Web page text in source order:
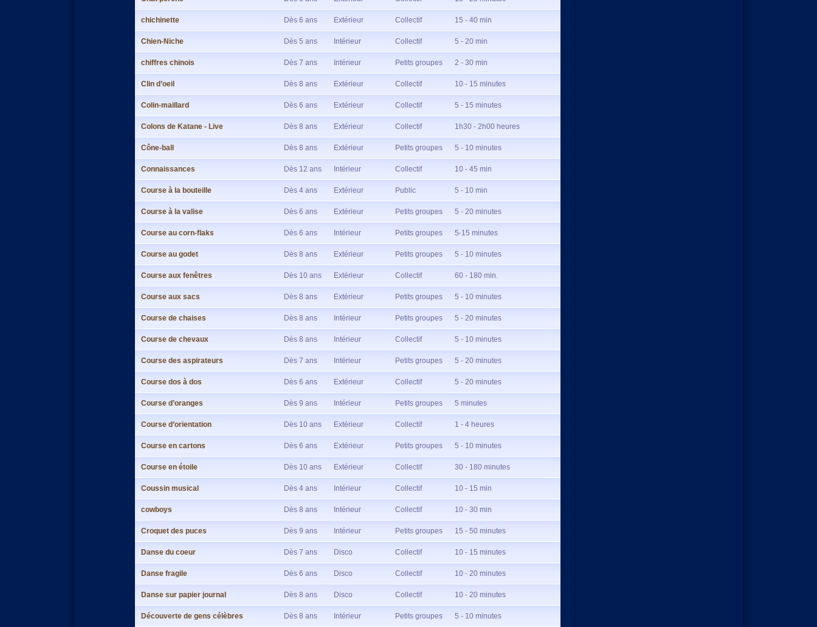
chichinette Dès 6 ans Extérieur Collectif 15 - 40 min
Chien-Niche Dès 5 ans Intérieur Collectif 5 - 20 min
chiffres chinois Dès 7 ans Intérieur Petits groupes 2 - 30 min
Clin d’oeil Dès 8 ans Extérieur Collectif 10 - 15 minutes
Colin-maillard Dès 6 ans Extérieur Collectif 5 - 15 minutes
Colons de Katane - Live Dès 8 ans Extérieur Collectif 1h30 - 2h00 heures
Cône-ball Dès 8 ans Extérieur Petits groupes 5 - 10 minutes
Connaissances Dès 12 ans Intérieur Collectif 10 - 45 min
Course à la bouteille Dès 4 ans Extérieur Public 5 - 10 min
Course à la valise Dès 6 ans Extérieur Petits groupes 5 - 20 minutes
Course au corn-flaks Dès 6 ans Intérieur Petits groupes 5-15 minutes
Course au godet Dès 8 ans Extérieur Petits groupes 5 - 10 minutes
Course aux fenêtres Dès 10 ans Extérieur Collectif 60 - 180 min.
Course aux sacs Dès 8 ans Extérieur Petits groupes 5 - 10 minutes
Course de chaises Dès 8 ans Intérieur Petits groupes 5 - 20 minutes
Course de chevaux Dès 8 ans Intérieur Collectif 5 - 10 minutes
Course des aspirateurs Dès 7 ans Intérieur Petits groupes 5 - 20 minutes
Course dos à dos Dès 6 ans Extérieur Collectif 5 - 20 minutes
Course d’oranges Dès 9 ans Intérieur Petits groupes 5 minutes
Course d’orientation Dès 10 ans Extérieur Collectif 1 - 4 heures
Course en cartons Dès 6 ans Extérieur Petits groupes 5 - 10 minutes
Course en étoile Dès 10 ans Extérieur Collectif 30 - 180 minutes
Coussin musical Dès 4 ans Intérieur Collectif 10 - 15 min
cowboys Dès 8 ans Intérieur Collectif 10 - 30 min
Croquet des puces Dès 9 ans Intérieur Petits groupes 15 - 50 minutes
Danse du coeur Dès 7 ans Disco Collectif 10 - 15 minutes
Danse fragile Dès 6 ans Disco Collectif 10 - 20 minutes
Danse sur papier journal Dès 8 ans Disco Collectif 10 - 20 minutes
Découverte de gens célèbres Dès 8 ans Intérieur Petits groupes 5 - 10 minutes